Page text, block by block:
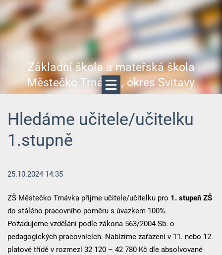
Základní škola a mateřská škola
Městečko Trnávka, okres Svitavy
Hledáme učitele/učitelku
1.stupně
25.10.2024 14:35
ZŠ Městečko Trnávka přijme učitele/učitelku pro 1. stupeň ZŠ
do stálého pracovního poměru s úvazkem 100%.
Požadujeme vzdělání podle zákona 563/2004 Sb. o
pedagogických pracovnících. Nabízíme zařazení v 11. nebo 12.
platové třídě v rozmezí 32 120 – 42 780 Kč dle absolvované